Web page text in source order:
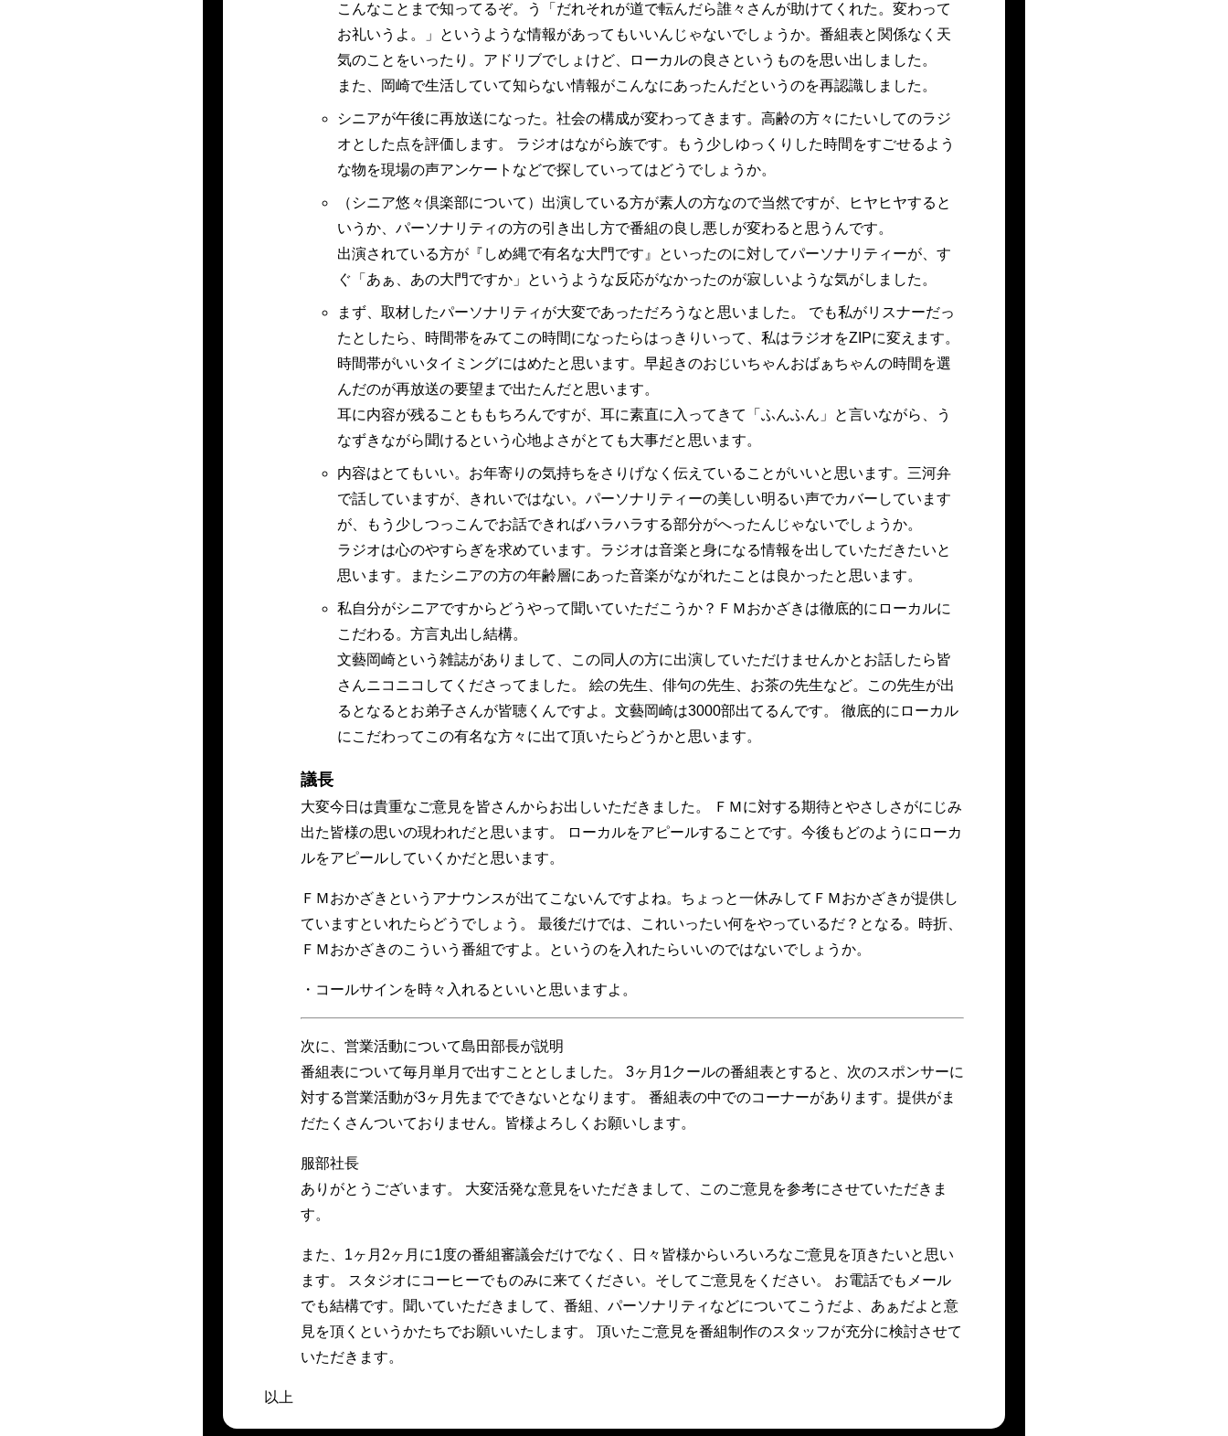
こんなことまで知ってるぞ。う「だれそれが道で転んだら誰々さんが助けてくれた。変わって
お礼いうよ。」というような情報があってもいいんじゃないでしょうか。番組表と関係なく天
気のことをいったり。アドリブでしょけど、ローカルの良さというものを思い出しました。
また、岡崎で生活していて知らない情報がこんなにあったんだというのを再認識しました。
シニアが午後に再放送になった。社会の構成が変わってきます。高齢の方々にたいしてのラジ
オとした点を評価します。 ラジオはながら族です。もう少しゆっくりした時間をすごせるよう
な物を現場の声アンケートなどで探していってはどうでしょうか。
（シニア悠々倶楽部について）出演している方が素人の方なので当然ですが、ヒヤヒヤすると
いうか、パーソナリティの方の引き出し方で番組の良し悪しが変わると思うんです。
出演されている方が『しめ縄で有名な大門です』といったのに対してパーソナリティーが、す
ぐ「あぁ、あの大門ですか」というような反応がなかったのが寂しいような気がしました。
まず、取材したパーソナリティが大変であっただろうなと思いました。 でも私がリスナーだっ
たとしたら、時間帯をみてこの時間になったらはっきりいって、私はラジオをZIPに変えます。
時間帯がいいタイミングにはめたと思います。早起きのおじいちゃんおばぁちゃんの時間を選
んだのが再放送の要望まで出たんだと思います。
耳に内容が残ることももちろんですが、耳に素直に入ってきて「ふんふん」と言いながら、う
なずきながら聞けるという心地よさがとても大事だと思います。
内容はとてもいい。お年寄りの気持ちをさりげなく伝えていることがいいと思います。三河弁
で話していますが、きれいではない。パーソナリティーの美しい明るい声でカバーしています
が、もう少しつっこんでお話できればハラハラする部分がへったんじゃないでしょうか。
ラジオは心のやすらぎを求めています。ラジオは音楽と身になる情報を出していただきたいと
思います。またシニアの方の年齢層にあった音楽がながれたことは良かったと思います。
私自分がシニアですからどうやって聞いていただこうか？ＦＭおかざきは徹底的にローカルに
こだわる。方言丸出し結構。
文藝岡崎という雑誌がありまして、この同人の方に出演していただけませんかとお話したら皆
さんニコニコしてくださってました。 絵の先生、俳句の先生、お茶の先生など。この先生が出
るとなるとお弟子さんが皆聴くんですよ。文藝岡崎は3000部出てるんです。 徹底的にローカル
にこだわってこの有名な方々に出て頂いたらどうかと思います。
議長
大変今日は貴重なご意見を皆さんからお出しいただきました。 ＦＭに対する期待とやさしさがにじみ
出た皆様の思いの現われだと思います。 ローカルをアピールすることです。今後もどのようにローカ
ルをアピールしていくかだと思います。
ＦＭおかざきというアナウンスが出てこないんですよね。ちょっと一休みしてＦＭおかざきが提供し
ていますといれたらどうでしょう。 最後だけでは、これいったい何をやっているだ？となる。時折、
ＦＭおかざきのこういう番組ですよ。というのを入れたらいいのではないでしょうか。
・コールサインを時々入れるといいと思いますよ。
次に、営業活動について島田部長が説明
番組表について毎月単月で出すこととしました。 3ヶ月1クールの番組表とすると、次のスポンサーに
対する営業活動が3ヶ月先までできないとなります。 番組表の中でのコーナーがあります。提供がま
だたくさんついておりません。皆様よろしくお願いします。
服部社長
ありがとうございます。 大変活発な意見をいただきまして、このご意見を参考にさせていただきま
す。
また、1ヶ月2ヶ月に1度の番組審議会だけでなく、日々皆様からいろいろなご意見を頂きたいと思い
ます。 スタジオにコーヒーでものみに来てください。そしてご意見をください。 お電話でもメール
でも結構です。聞いていただきまして、番組、パーソナリティなどについてこうだよ、あぁだよと意
見を頂くというかたちでお願いいたします。 頂いたご意見を番組制作のスタッフが充分に検討させて
いただきます。
以上